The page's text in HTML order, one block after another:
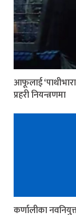
आफूलाई
प्रहरी नियन्त्रणमा
कर्णालीका